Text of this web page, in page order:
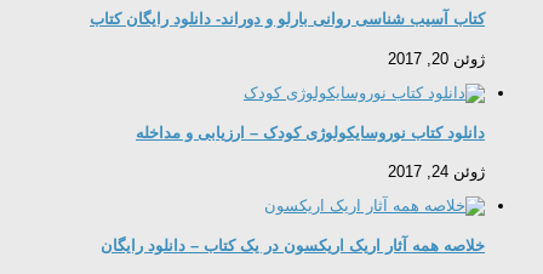
کتاب آسیب شناسی روانی بارلو و دوراند- دانلود رایگان کتاب
ژوئن 20, 2017
دانلود کتاب نوروسایکولوژی کودک – ارزیابی و مداخله
ژوئن 24, 2017
خلاصه همه آثار اریک اریکسون در یک کتاب – دانلود رایگان